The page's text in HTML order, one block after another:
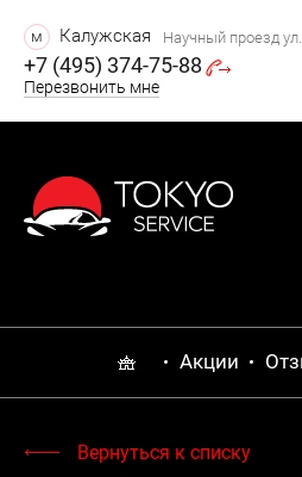
м Калужская Научный проезд
+7 (495) 374-75-88
Перезвонить мне
Акции
Вернуться к списку